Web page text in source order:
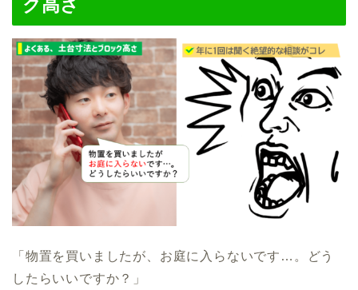
ク高さ
「物置を買いましたが、お庭に入らないです…。どう
したらいいですか？」